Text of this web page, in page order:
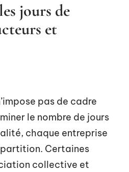
jours de
et
pas de cadre
le nombre de jours
chaque entreprise
Certaines
collective et